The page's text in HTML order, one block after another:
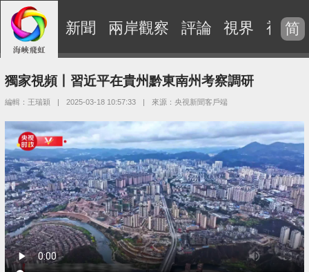
新聞 兩岸觀察 評論 視界 視頻
简
獨家視頻丨習近平在貴州黔東南州考察調研
編輯：王瑞穎 | 2025-03-18 10:57:33 | 來源：央視新聞客戶端